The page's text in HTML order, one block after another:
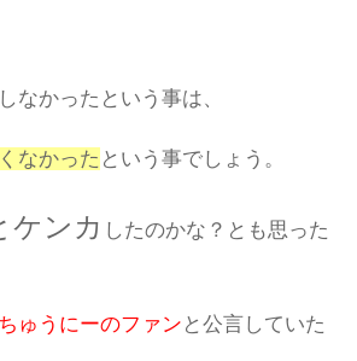
なかったという事は、
なかった という事でしょう。
ケンカ したのかな？とも思った
ちゅうにーのファン と公言していた